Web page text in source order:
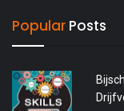
Popular Posts